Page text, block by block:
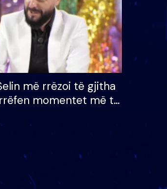
më rrëzoi të gjitha
momentet më të
e mëngjesit kur…